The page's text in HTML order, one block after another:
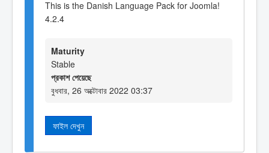
This is the Danish Language Pack for Joomla!
4.2.4
Maturity
Stable
প্রকাশ পেয়েছে
বুধবার, 26 অক্টোবার 2022 03:37
ফাইল দেখুন